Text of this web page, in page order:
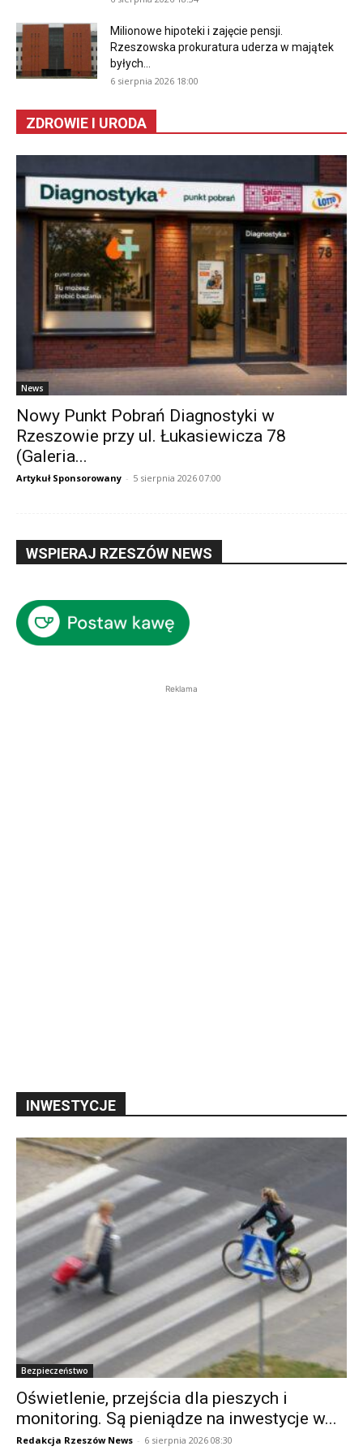
Milionowe hipoteki i zajęcie pensji.
Rzeszowska prokuratura uderza w majątek
byłych...
6 sierpnia 2026 18:00
ZDROWIE I URODA
News
Nowy Punkt Pobrań Diagnostyki w
Rzeszowie przy ul. Łukasiewicza 78
(Galeria...
Artykuł Sponsorowany - 5 sierpnia 2026 07:00
WSPIERAJ RZESZÓW NEWS
Reklama
INWESTYCJE
Bezpieczeństwo
Oświetlenie, przejścia dla pieszych i
monitoring. Są pieniądze na inwestycje w...
Redakcja Rzeszów News - 6 sierpnia 2026 08:30